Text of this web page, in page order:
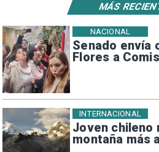
Senado envía
Flores a
NACIONAL
Joven chileno
montaña más
INTERNACIONAL
MÁS